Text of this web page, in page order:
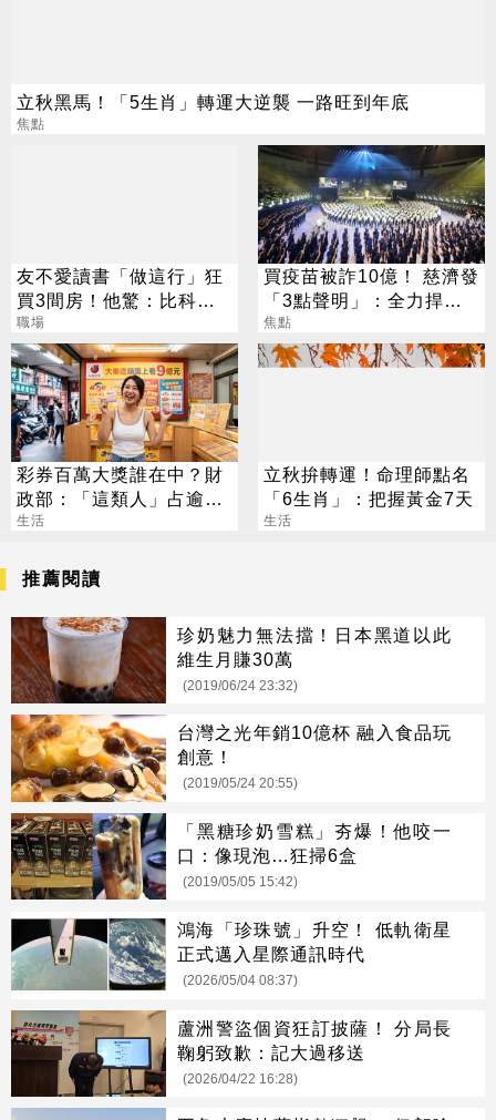
立秋黑馬！「5生肖」轉運大逆襲 一路旺到年底
焦點
友不愛讀書「做這行」狂
買3間房！他驚：比科技
業強
職場
買疫苗被詐10億！ 慈濟發
「3點聲明」：全力捍衛
捐款人權益
焦點
彩券百萬大獎誰在中？財
政部：「這類人」占逾6
成
生活
立秋拚轉運！命理師點名
「6生肖」：把握黃金7天
生活
推薦閱讀
珍奶魅力無法擋！日本黑道以此
維生月賺30萬
(2019/06/24 23:32)
台灣之光年銷10億杯 融入食品玩
創意！
(2019/05/24 20:55)
「黑糖珍奶雪糕」夯爆！他咬一
口：像現泡…狂掃6盒
(2019/05/05 15:42)
鴻海「珍珠號」升空！ 低軌衛星
正式邁入星際通訊時代
(2026/05/04 08:37)
蘆洲警盜個資狂訂披薩！ 分局長
鞠躬致歉：記大過移送
(2026/04/22 16:28)